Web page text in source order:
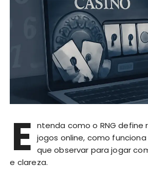
E ntenda como o RNG define
jogos online, como
que observar para jogar
e clareza.